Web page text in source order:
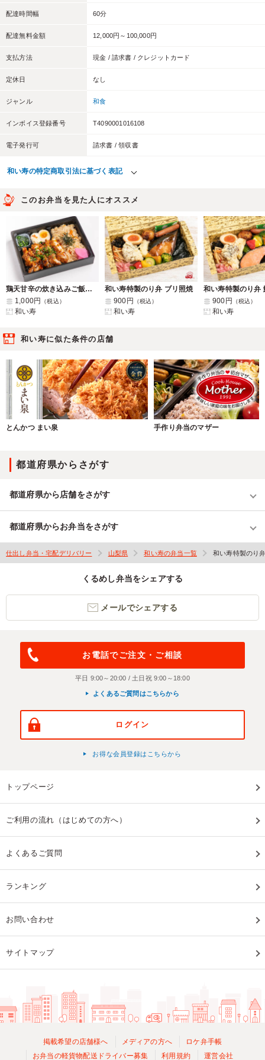
配達時間幅 60分
配達無料金額 12,000円～100,000円
支払方法 現金 / 請求書 / クレジットカード
定休日 なし
ジャンル 和食
インボイス登録番号 T4090001016108
電子発行可 請求書 / 領収書
和い寿の特定商取引法に基づく表記
このお弁当を見た人にオススメ
鶏天甘辛の炊き込みご飯弁当
1,000円
（税込）
和い寿
和い寿特製のり弁 ブリ照焼
900円
（税込）
和い寿
和い寿特製のり弁
900円
（税込）
和い寿
和い寿に似た条件の店舗
とんかつ まい泉 手作り弁当のマザー
都道府県からさがす
都道府県から店舗をさがす
都道府県からお弁当をさがす
仕出し弁当・宅配デリバリー 山梨県 和い寿の弁当一覧 和い寿特製のり
くるめし弁当をシェアする
メールでシェアする
お電話でご注文・ご相談
平日 9:00～20:00 / 土日祝 9:00～18:00
よくあるご質問はこちらから
ログイン
お得な会員登録はこちらから
トップページ
ご利用の流れ（はじめての方へ）
よくあるご質問
ランキング
お問い合わせ
サイトマップ
掲載希望の店舗様へ メディアの方へ
ロケ弁手帳
お弁当の軽貨物配送ドライバー募集
利用規約 運営会社